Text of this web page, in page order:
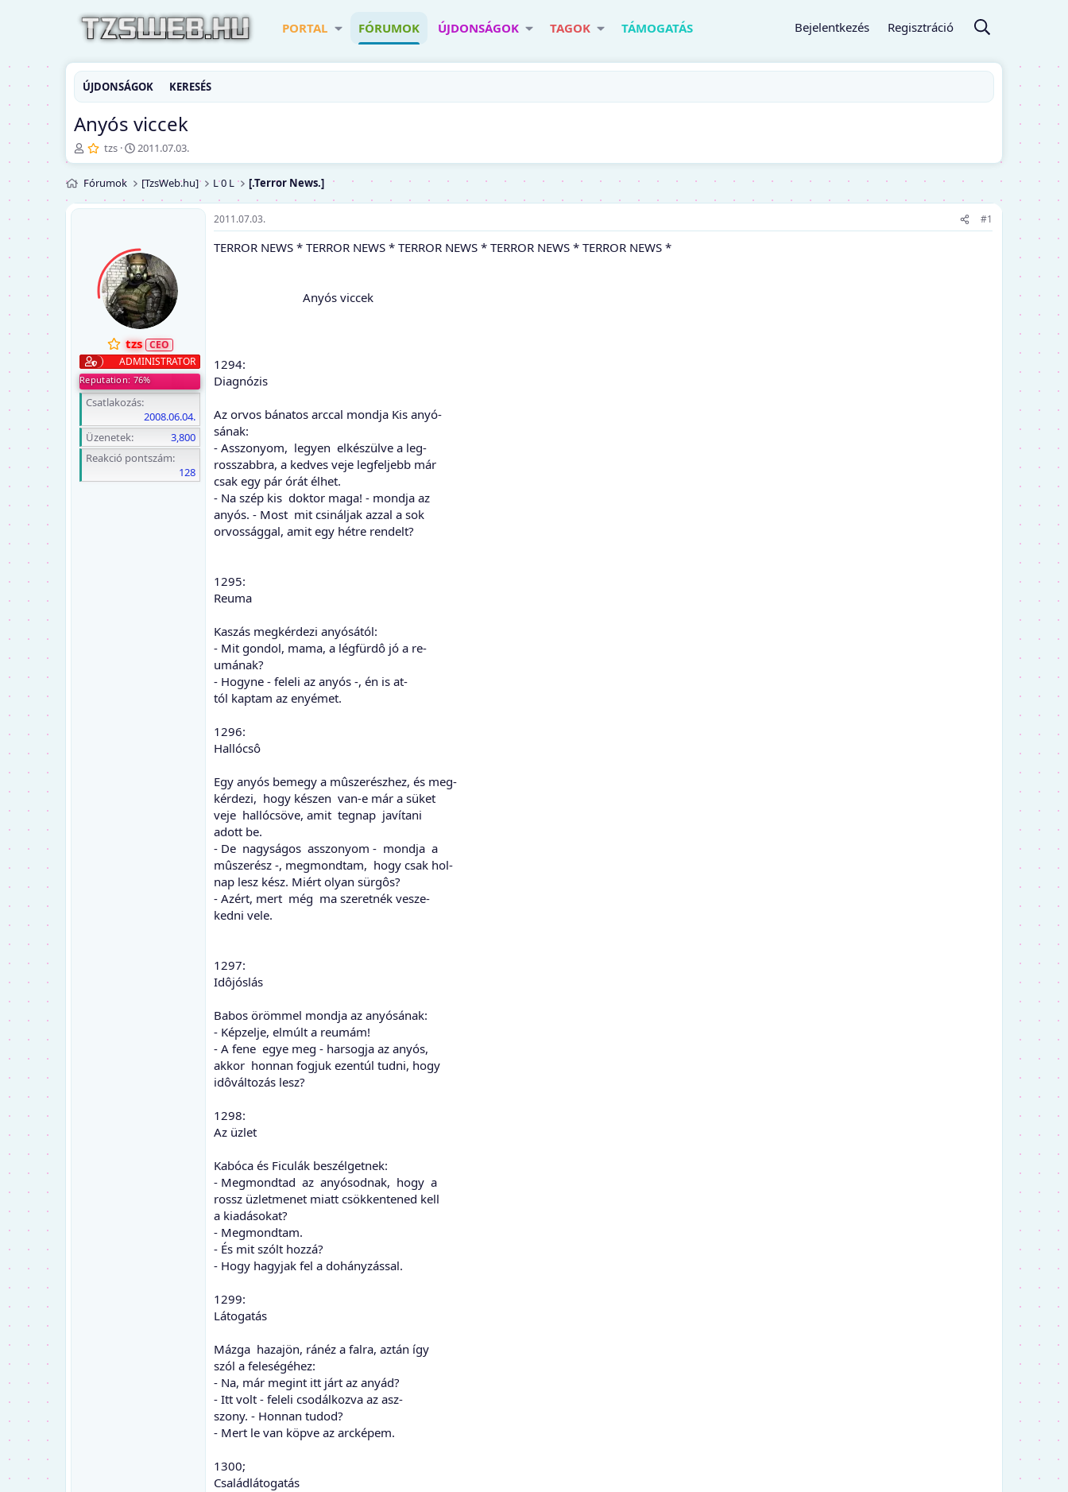
PORTAL FÓRUMOK ÚJDONSÁGOK TAGOK TÁMOGATÁS Bejelentkezés Regisztráció
ÚJDONSÁGOK KERESÉS
Anyós viccek
T
é
m
a
i
tzs
K
e
d
ő
t
u
m
2011.07.03.
Fórumok [TzsWeb.hu] L 0 L [.Terror News.]
tzs
ADMINISTRATOR
Reputation: 76%
Csatlakozás
2008.06.04.
Üzenetek
3,800
Reakció pontszám
128
2011.07.03. #1
TERROR NEWS * TERROR NEWS * TERROR NEWS * TERROR NEWS * TERROR NEWS *
Anyós viccek
1294:
Diagnózis
Az orvos bánatos arccal mondja Kis anyó-
sának:
- Asszonyom, legyen elkészülve a leg-
rosszabbra, a kedves veje legfeljebb már
csak egy pár órát élhet.
- Na szép kis doktor maga! - mondja az
anyós. - Most mit csináljak azzal a sok
orvossággal, amit egy hétre rendelt?
1295:
Reuma
Kaszás megkérdezi anyósától:
- Mit gondol, mama, a légfürdô jó a re-
umának?
- Hogyne - feleli az anyós -, én is at-
tól kaptam az enyémet.
1296:
Hallócsô
Egy anyós bemegy a mûszerészhez, és meg-
kérdezi, hogy készen van-e már a süket
veje hallócsöve, amit tegnap javítani
adott be.
- De nagyságos asszonyom - mondja a
mûszerész -, megmondtam, hogy csak hol-
nap lesz kész. Miért olyan sürgôs?
- Azért, mert még ma szeretnék vesze-
kedni vele.
1297:
Idôjóslás
Babos örömmel mondja az anyósának:
- Képzelje, elmúlt a reumám!
- A fene egye meg - harsogja az anyós,
akkor honnan fogjuk ezentúl tudni, hogy
idôváltozás lesz?
1298:
Az üzlet
Kabóca és Ficulák beszélgetnek:
- Megmondtad az anyósodnak, hogy a
rossz üzletmenet miatt csökkentened kell
a kiadásokat?
- Megmondtam.
- És mit szólt hozzá?
- Hogy hagyjak fel a dohányzással.
1299:
Látogatás
Mázga hazajön, ránéz a falra, aztán így
szól a feleségéhez:
- Na, már megint itt járt az anyád?
- Itt volt - feleli csodálkozva az asz-
szony. - Honnan tudod?
- Mert le van köpve az arcképem.
1300;
Családlátogatás